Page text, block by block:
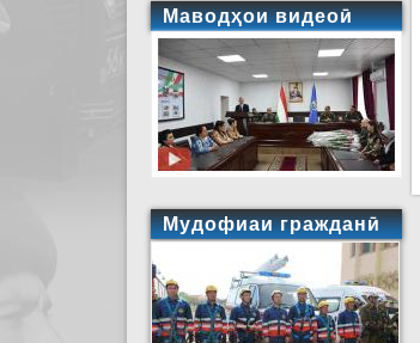
Маводҳои видеоӣ
Мудофиаи гражданӣ